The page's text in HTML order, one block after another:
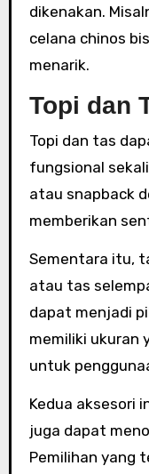
dikenakan.
celana chinos
menarik.
Topi dan
Topi dan tas
fungsional
atau snapback
memberikan
Sementara itu,
atau tas
dapat menjadi
memiliki ukuran
untuk
Kedua aksesori
juga dapat
Pemilihan yang